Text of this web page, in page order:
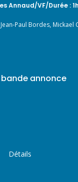
Annaud/VF/Durée :
Paul Bordes, Mickael
annonce
Détails